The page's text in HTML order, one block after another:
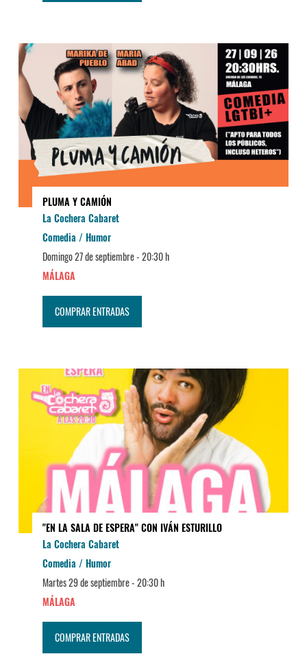
PLUMA Y CAMIÓN
La Cochera Cabaret
Comedia / Humor
Domingo 27 de septiembre -20:30 h
MÁLAGA
COMPRAR ENTRADAS
"EN LA SALA DE ESPERA" CON IVÁN ESTURILLO
La Cochera Cabaret
Comedia / Humor
Martes 29 de septiembre -20:30 h
MÁLAGA
COMPRAR ENTRADAS